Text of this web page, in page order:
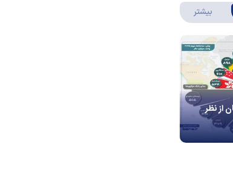
بیشتر درباره اینفوگرافیک
از نظر